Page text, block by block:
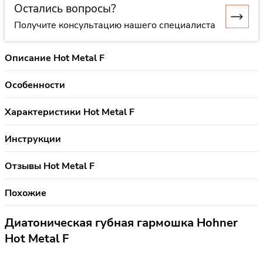
Остались вопросы?
Получите консультацию нашего специалиста
Описание Hot Metal F
Особенности
Характеристики Hot Metal F
Инструкции
Отзывы Hot Metal F
Похожие
Диатоническая губная гармошка Hohner
Hot Metal F